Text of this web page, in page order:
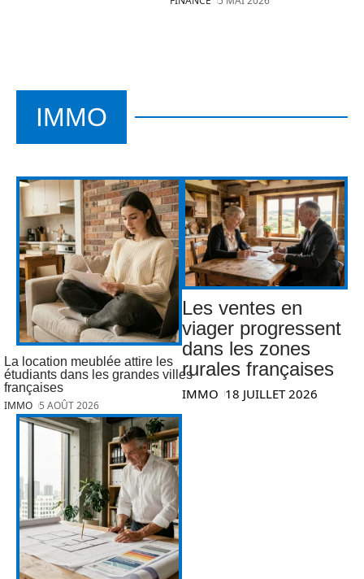
IMMO
La location meublée attire les
étudiants dans les grandes villes
françaises
IMMO 5 AOÛT 2026
Les ventes en
viager progressent
dans les zones
rurales françaises
IMMO 18 JUILLET 2026